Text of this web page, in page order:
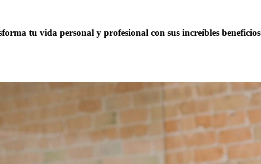
tu vida personal y profesional con sus increíbles beneficios